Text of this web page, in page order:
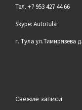
Тел. +7 953 427 44 66
Skype: Autotula
г. Тула ул.Тимирязева
Свежие записи